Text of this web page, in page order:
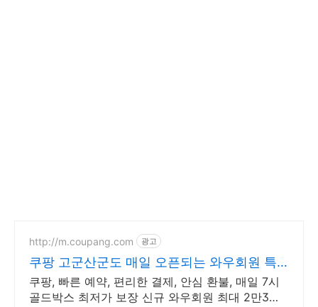
http://m.coupang.com 광고
쿠팡 고군산군도 매일 오픈되는 와우회원 특
가
쿠팡, 빠른 예약, 편리한 결제, 안심 환불, 매일 7시
골드박스 최저가 보장 신규 와우회원 최대 2만3천